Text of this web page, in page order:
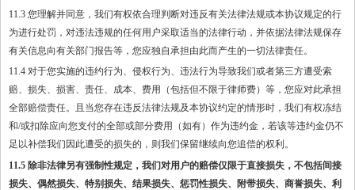
11.3 您理解并同意，我们有权依合理判断对违反有关法律法规或本协议规定的行
为进行处罚，对违法违规的任何用户采取适当的法律行动，并依据法律法规保存
有关信息向有关部门报告等，您应独自承担由此而产生的一切法律责任。
11.4 对于您实施的违约行为、侵权行为、违法行为导致我们或者第三方遭受索
赔、损失、损害、责任、成本、费用（包括但不限于律师费）等，您应对此承担
全部赔偿责任。且当您存在违反法律法规及本协议约定的情形时，我们有权冻结
和/或扣除应向您支付的全部或部分费用（如有）作为违约金，若该等违约金仍不
足以补偿我们因此遭受的损失的，则我们保留继续向您追偿的权利。
11.5 除非法律另有强制性规定，我们对用户的赔偿仅限于直接损失，不包括间接
损失、偶然损失、特别损失、结果损失、惩罚性损失、附带损失、商誉损失、利